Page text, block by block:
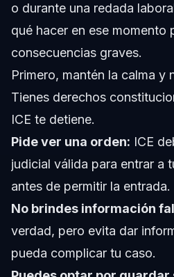
o durante una redada
qué hacer en ese momento
consecuencias graves.
Primero, mantén la calma y
Tienes derechos
ICE te detiene.
Pide ver una orden: ICE
judicial válida para entrar a
antes de permitir la entrada.
No brindes información
verdad, pero evita dar
pueda complicar tu caso.